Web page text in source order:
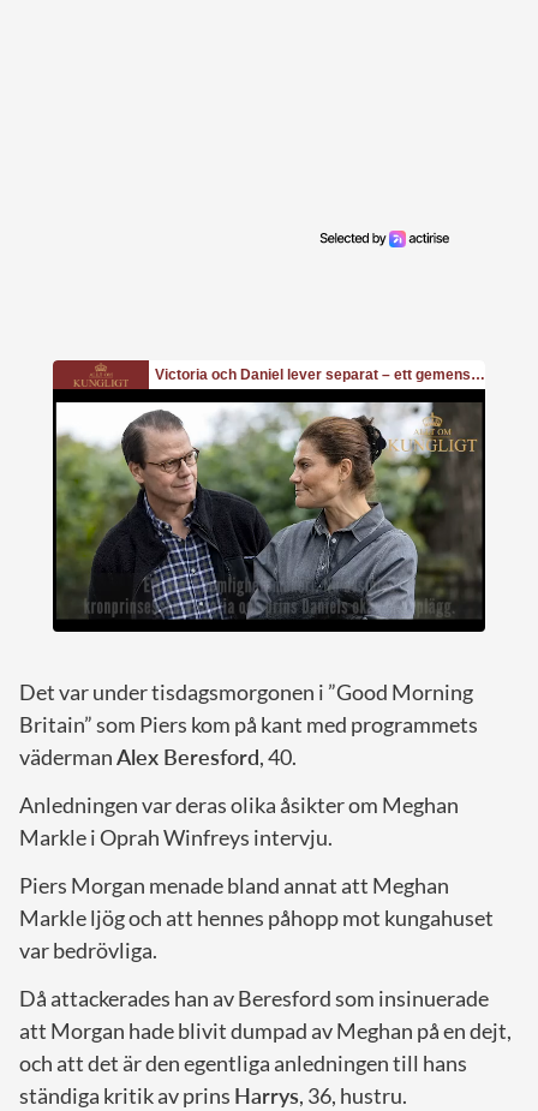
Det var under tisdagsmorgonen i ”Good Morning
Britain” som Piers kom på kant med programmets
vädermanAlex Beresford, 40.
Anledningen var deras olika åsikter om Meghan
Markle i Oprah Winfreys intervju.
Piers Morgan menade bland annat att Meghan
Markle ljög och att hennes påhopp mot kungahuset
var bedrövliga.
Då attackerades han av Beresford som insinuerade
att Morgan hade blivit dumpad av Meghan på en dejt,
och att det är den egentliga anledningen till hans
ständiga kritik av prins Harrys, 36, hustru.